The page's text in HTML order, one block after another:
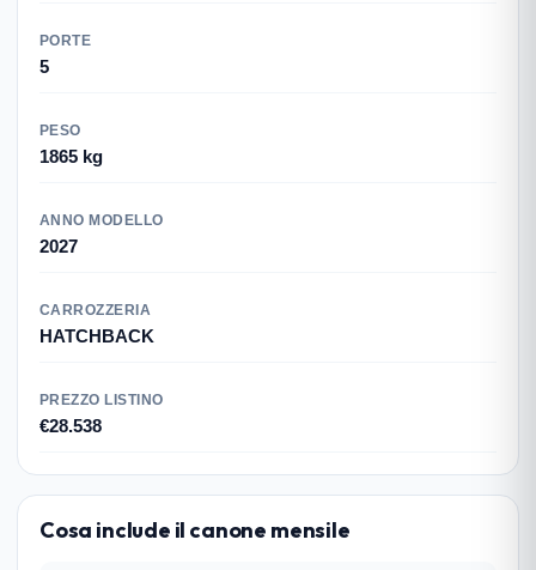
PORTE
5
PESO
1865 kg
ANNO MODELLO
2027
CARROZZERIA
HATCHBACK
PREZZO LISTINO
€28.538
Cosa include il canone mensile